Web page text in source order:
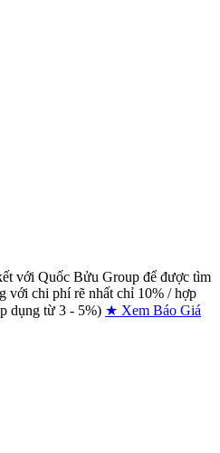
với Quốc Bửu Group để được tìm
với chi phí rẽ nhất chỉ 10% / hợp
dụng từ 3 - 5%) ★ Xem Báo Giá